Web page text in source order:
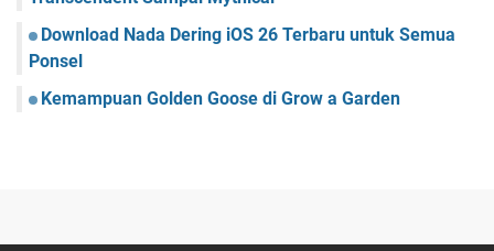
Download Nada Dering iOS 26 Terbaru untuk Semua
Ponsel
Kemampuan Golden Goose di Grow a Garden